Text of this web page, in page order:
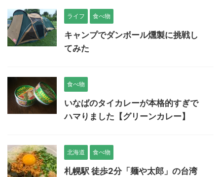
ライフ 食べ物
キャンプでダンボール燻製に挑戦し
てみた
食べ物
いなばのタイカレーが本格的すぎで
ハマりました【グリーンカレー】
北海道 食べ物
札幌駅 徒歩2分「麺や太郎」の台湾